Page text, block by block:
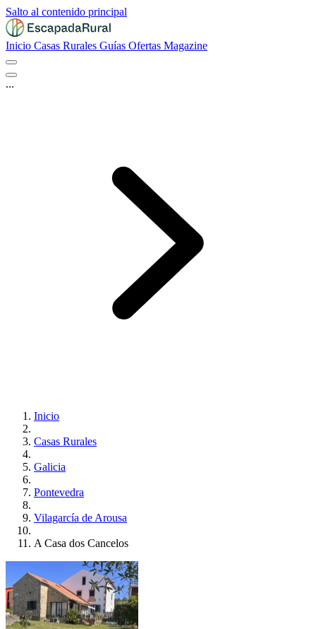
Salto al contenido principal
Inicio Casas Rurales Guías Ofertas Magazine
...
Inicio
Casas Rurales
Galicia
Pontevedra
Vilagarcía de Arousa
A Casa dos Cancelos